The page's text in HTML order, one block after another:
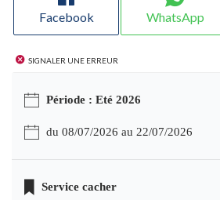
Facebook WhatsApp
Signaler une erreur
Période : Eté 2026
du 08/07/2026 au 22/07/2026
Service cacher